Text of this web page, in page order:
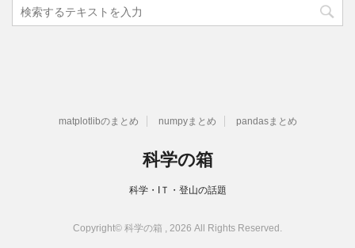
matplotlibのまとめ numpyまとめ pandasまとめ
科学の箱
科学・IＴ・登山の話題
Copyright© 科学の箱 , 2026 All Rights Reserved.